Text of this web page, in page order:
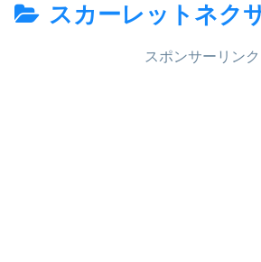
スカーレットネク
スポンサーリンク